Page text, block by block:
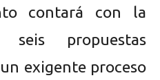
contará con la
seis propuestas
exigente proceso